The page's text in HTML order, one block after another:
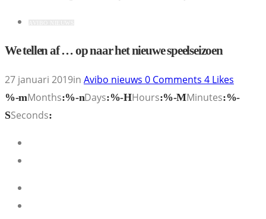
We tellen af … op naar het nieuwe speelseizoen
27 januari 2019in Avibo nieuws 0 Comments 4 Likes
%-mMonths:%-nDays:%-HHours:%-MMinutes:%-
SSeconds: